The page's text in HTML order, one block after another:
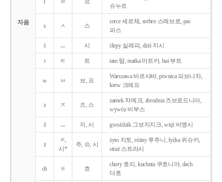
자음
r ㄹ 르
슈누르
s ㅅ 스
serce 세르체, srebro 스레브로, pas
파스
ś ㅡ 시 ślepy 실레피, dziś 지시
t ㅌ 트 tam 탐, matka 마트카, but 부트
w ㅂ 브, 프
Warszawa 바르샤바, piwnica 피브니차,
krew 크레프
z ㅈ 즈, 스
zamek 자메크, zbrodnia 즈브로드니아,
wywóz 비부스
ź ㅡ 지, 시 gwoździk 그보지지크, więź 비엥시
ż
ㅈ,
시*
주, 슈, 시
żyto 지토, różny 루주니, łyżka 위슈카,
straż 스트라시
ch ㅎ 흐
chory 호리, kuchnia 쿠흐니아, dach
다흐